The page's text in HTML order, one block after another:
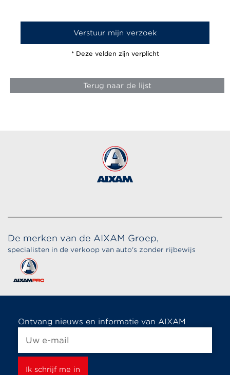
* Deze velden zijn verplicht
Terug naar de lijst
De merken van de AIXAM Groep,
specialisten in de verkoop van auto's zonder rijbewijs
Ontvang nieuws en informatie van AIXAM